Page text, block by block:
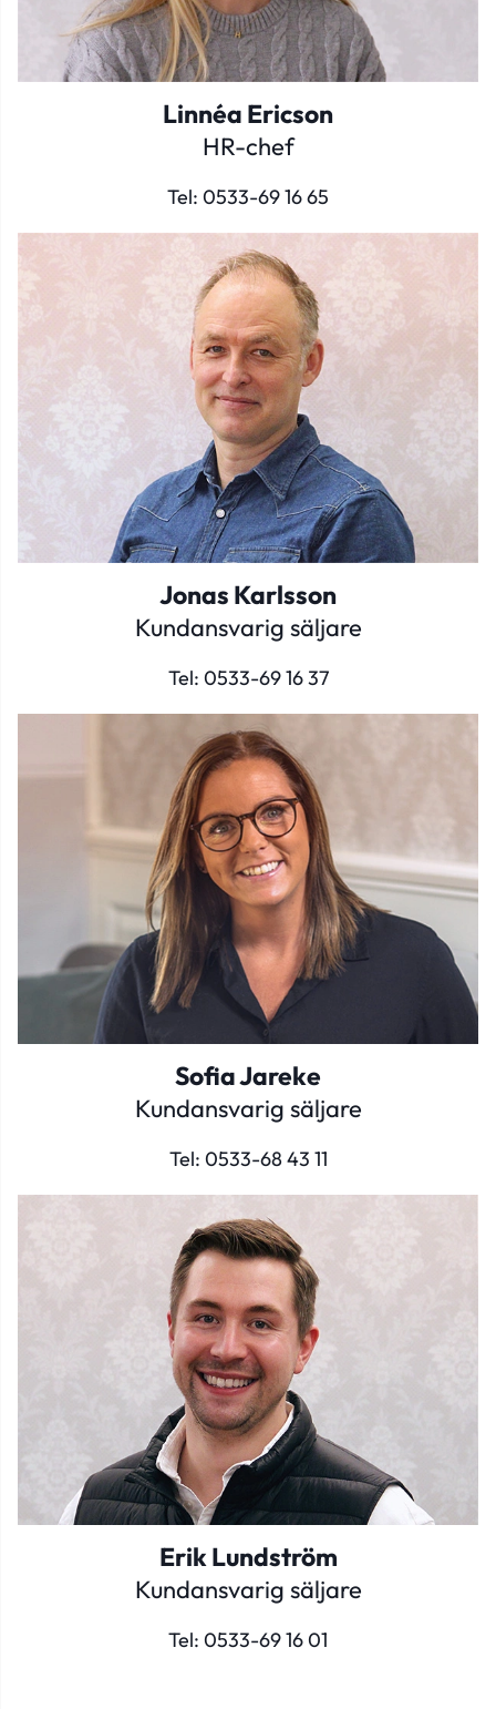
Linnéa Ericson
HR-chef
Tel: 0533-69 16 65
Jonas Karlsson
Kundansvarig säljare
Tel: 0533-69 16 37
Sofia Jareke
Kundansvarig säljare
Tel: 0533-68 43 11
Erik Lundström
Kundansvarig säljare
Tel: 0533-69 16 01